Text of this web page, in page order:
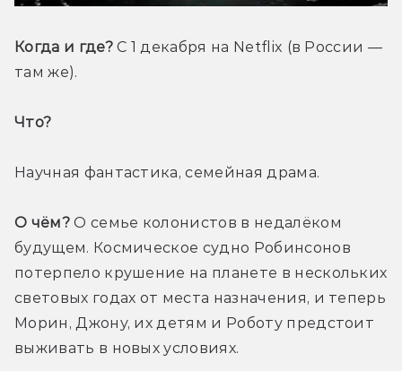
Когда и где? С 1 декабря на Netflix (в России —
там же).
Что?
Научная фантастика, семейная драма.
О чём? О семье колонистов в недалёком
будущем. Космическое судно Робинсонов
потерпело крушение на планете в нескольких
световых годах от места назначения, и теперь
Морин, Джону, их детям и Роботу предстоит
выживать в новых условиях.